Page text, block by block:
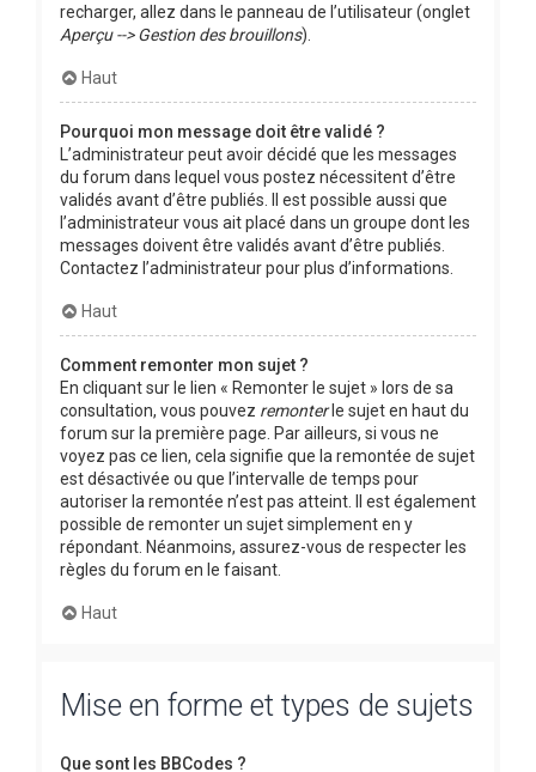
recharger, allez dans le panneau de l’utilisateur (onglet
Aperçu --> Gestion des brouillons).
Haut
Pourquoi mon message doit être validé ?
L’administrateur peut avoir décidé que les messages
du forum dans lequel vous postez nécessitent d’être
validés avant d’être publiés. Il est possible aussi que
l’administrateur vous ait placé dans un groupe dont les
messages doivent être validés avant d’être publiés.
Contactez l’administrateur pour plus d’informations.
Haut
Comment remonter mon sujet ?
En cliquant sur le lien « Remonter le sujet » lors de sa
consultation, vous pouvez remonterle sujet en haut du
forum sur la première page. Par ailleurs, si vous ne
voyez pas ce lien, cela signifie que la remontée de sujet
est désactivée ou que l’intervalle de temps pour
autoriser la remontée n’est pas atteint. Il est également
possible de remonter un sujet simplement en y
répondant. Néanmoins, assurez-vous de respecter les
règles du forum en le faisant.
Haut
Mise en forme et types de sujets
Que sont les BBCodes ?